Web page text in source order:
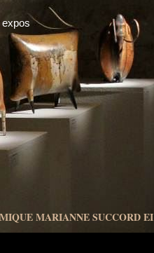
MARIANNE SUCCORD EI